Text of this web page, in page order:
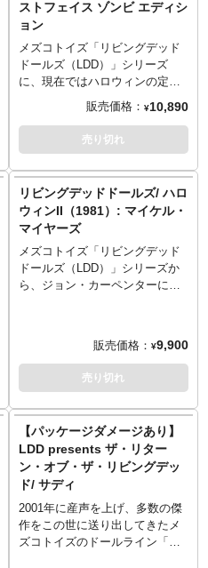
グランドの雰囲気をよくつかん
だ好造型です。トレードマーク
のハットは着脱可能。そして、
今回最大の注目はサウンドギミ
ックの内蔵！背中のボタンを押
レクトされた7種のフレーズでフ
レディが囁きます。あの悪夢の
続きはリビングデッドドールズ
ストフェイス ゾンビ エディシ
ョン
メズコトイズ「リビングデッド
ドールズ（LDD）」シリーズ
に、現在ではハロウィンの定番
コスプレとして知られる殺人鬼
ゴーストフェイスふたたび！ウ
ェス・クレイヴンによる映画
『スクリーム』シリーズや、非
Daylight』へのコラボ参戦でも知
られる、恐怖の象徴であるゴー
ストフェイス。エドヴァルド・
ムンクの芸術作品『叫び The
Scream』からインスピレーショ
ンを受けてデザインされたマス
人々を「恐怖」させてきたよう
な姿になりました。真っ黒のロ
ーブ、手にはハンティングナイ
同じながら、その気味悪さは倍
増！？
販売価格： ¥10,890
売り切れ
リビングデッドドールズ/ ハロ
ウィンII（1981）: マイケル・
マイヤーズ
メズコトイズ「リビングデッド
ドールズ（LDD）」シリーズか
ら、ジョン・カーペンターによ
でも執拗にローリーを追い回
す、マイケルマイヤーズが登
場！お決まりのつなぎには、弾
現され、マスクには血の涙も。
LDDになって可愛さも持ち合わ
せつつ、マイケルマイヤーズの
持つ冷ややかな恐怖もしっかり
と醸し出しています。
※入荷数の減数などによりご予
約をキャンセル頂く場合や、分
納での入荷となる場合がござい
販売価格： ¥9,900
売り切れ
【パッケージダメージあり】
LDD presents ザ・リター
ン・オブ・ザ・リビングデッ
ド/ サディ
2001年に産声を上げ、多数の傑
作をこの世に送り出してきたメ
ズコトイズのドールライン「リ